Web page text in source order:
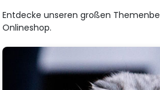
Entdecke unseren großen
Onlineshop.